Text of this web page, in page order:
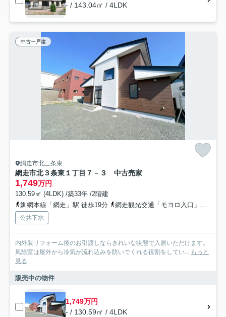
- / 143.04㎡ / 4LDK
中古一戸建
網走市北三条東
網走市北３条東１丁目７－３ 中古売家
1,749万円
130.59㎡ (4LDK) /築33年 /2階建
釧網本線「網走」駅 徒歩19分
網走観光交通「モヨロ入口」バス停下車 徒歩3分
公共下水
内外装リフォーム後のお引渡しならきれいな状態で入居いただけます。
風除室は屋外から冷気が流れ込みを防いでくれる役割をしてい... もっと
見る
販売中の物件
1,749万円
- / 130.59㎡ / 4LDK